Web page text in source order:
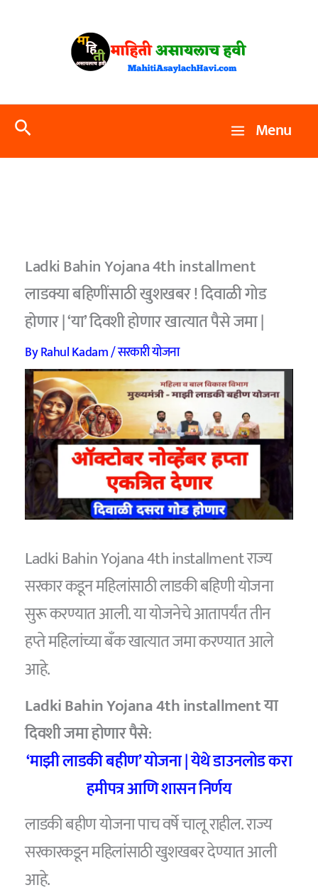
Search Menu
Ladki Bahin Yojana 4th installment
लाडक्या बहिणींसाठी खुशखबर ! दिवाळी गोड
होणार | ‘या’ दिवशी होणार खात्यात पैसे जमा |
ByRahul Kadam/सरकारी योजना
Ladki Bahin Yojana 4th installment राज्य
सरकार कडून महिलांसाठी लाडकी बहिणी योजना
सुरू करण्यात आली. या योजनेचे आतापर्यंत तीन
हप्ते महिलांच्या बँक खात्यात जमा करण्यात आले
आहे.
Ladki Bahin Yojana 4th installmentया
दिवशी जमा होणार पैसे:
‘माझी लाडकी बहीण’ योजना | येथे डाउनलोड करा
हमीपत्र आणि शासन निर्णय
लाडकी बहीण योजना पाच वर्षे चालू राहील. राज्य
सरकारकडून महिलांसाठी खुशखबर देण्यात आली
आहे.